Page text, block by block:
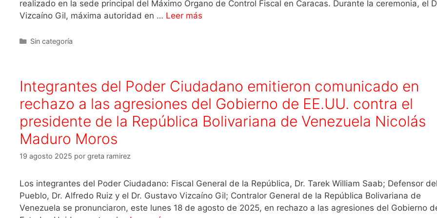
realizado en la sede principal del Máximo Órgano de Control Fiscal en Caracas. Durante la ceremonia, el
Vizcaíno Gil, máxima autoridad en … Leer más
Sin categoría
Integrantes del Poder Ciudadano emitieron comunicado en
rechazo a las agresiones del Gobierno de EE.UU. contra el
presidente de la República Bolivariana de Venezuela Nicolás
Maduro Moros
19 agosto 2025 por greta ramirez
Los integrantes del Poder Ciudadano: Fiscal General de la República, Dr. Tarek William Saab; Defensor del
Pueblo, Dr. Alfredo Ruiz y el Dr. Gustavo Vizcaíno Gil; Contralor General de la República Bolivariana de
Venezuela se pronunciaron, este lunes 18 de agosto de 2025, en rechazo a las agresiones del Gobierno